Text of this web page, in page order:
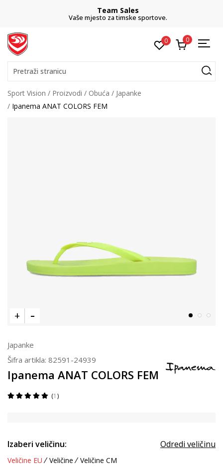
Team Sales
Vaše mjesto za timske sportove.
0 0
Pretraži stranicu
Sport Vision Proizvodi Obuća
Japanke
Ipanema ANAT COLORS FEM
Japanke
Šifra artikla: 82591-24939
Ipanema ANAT COLORS FEM
1
Izaberi veličinu: Odredi veličinu
Veličine EU Veličine Veličine CM